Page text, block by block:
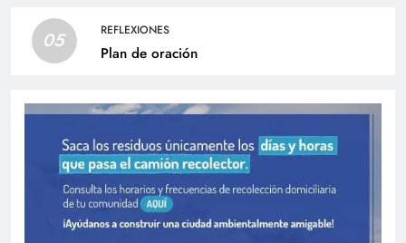
05 REFLEXIONES
Plan de oración